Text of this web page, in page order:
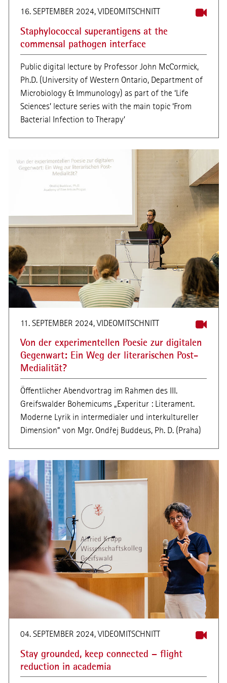
16. SEPTEMBER 2024, VIDEOMITSCHNITT
Staphylococcal superantigens at the
commensal pathogen interface
Public digital lecture by Professor John McCormick,
Ph.D. (University of Western Ontario, Department of
Microbiology & Immunology) as part of the ‘Life
Sciences’ lecture series with the main topic ‘From
Bacterial Infection to Therapy’
11. SEPTEMBER 2024, VIDEOMITSCHNITT
Von der experimentellen Poesie zur digitalen
Gegenwart: Ein Weg der literarischen Post-
Medialität?
Öffentlicher Abendvortrag im Rahmen des III.
Greifswalder Bohemicums „Experitur : Literament.
Moderne Lyrik in intermedialer und interkultureller
Dimension” von Mgr. Ondřej Buddeus, Ph. D. (Praha)
04. SEPTEMBER 2024, VIDEOMITSCHNITT
Stay grounded, keep connected – flight
reduction in academia